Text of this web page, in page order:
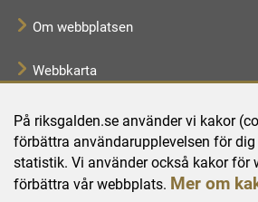
På riksgalden.se använder vi kakor
förbättra användarupplevelsen för
statistik. Vi använder också kakor för
förbättra vår webbplats. Mer om
Om webbplatsen
Webbkarta
Tillgänglighetsredogörelse
Behandling av personuppgifter